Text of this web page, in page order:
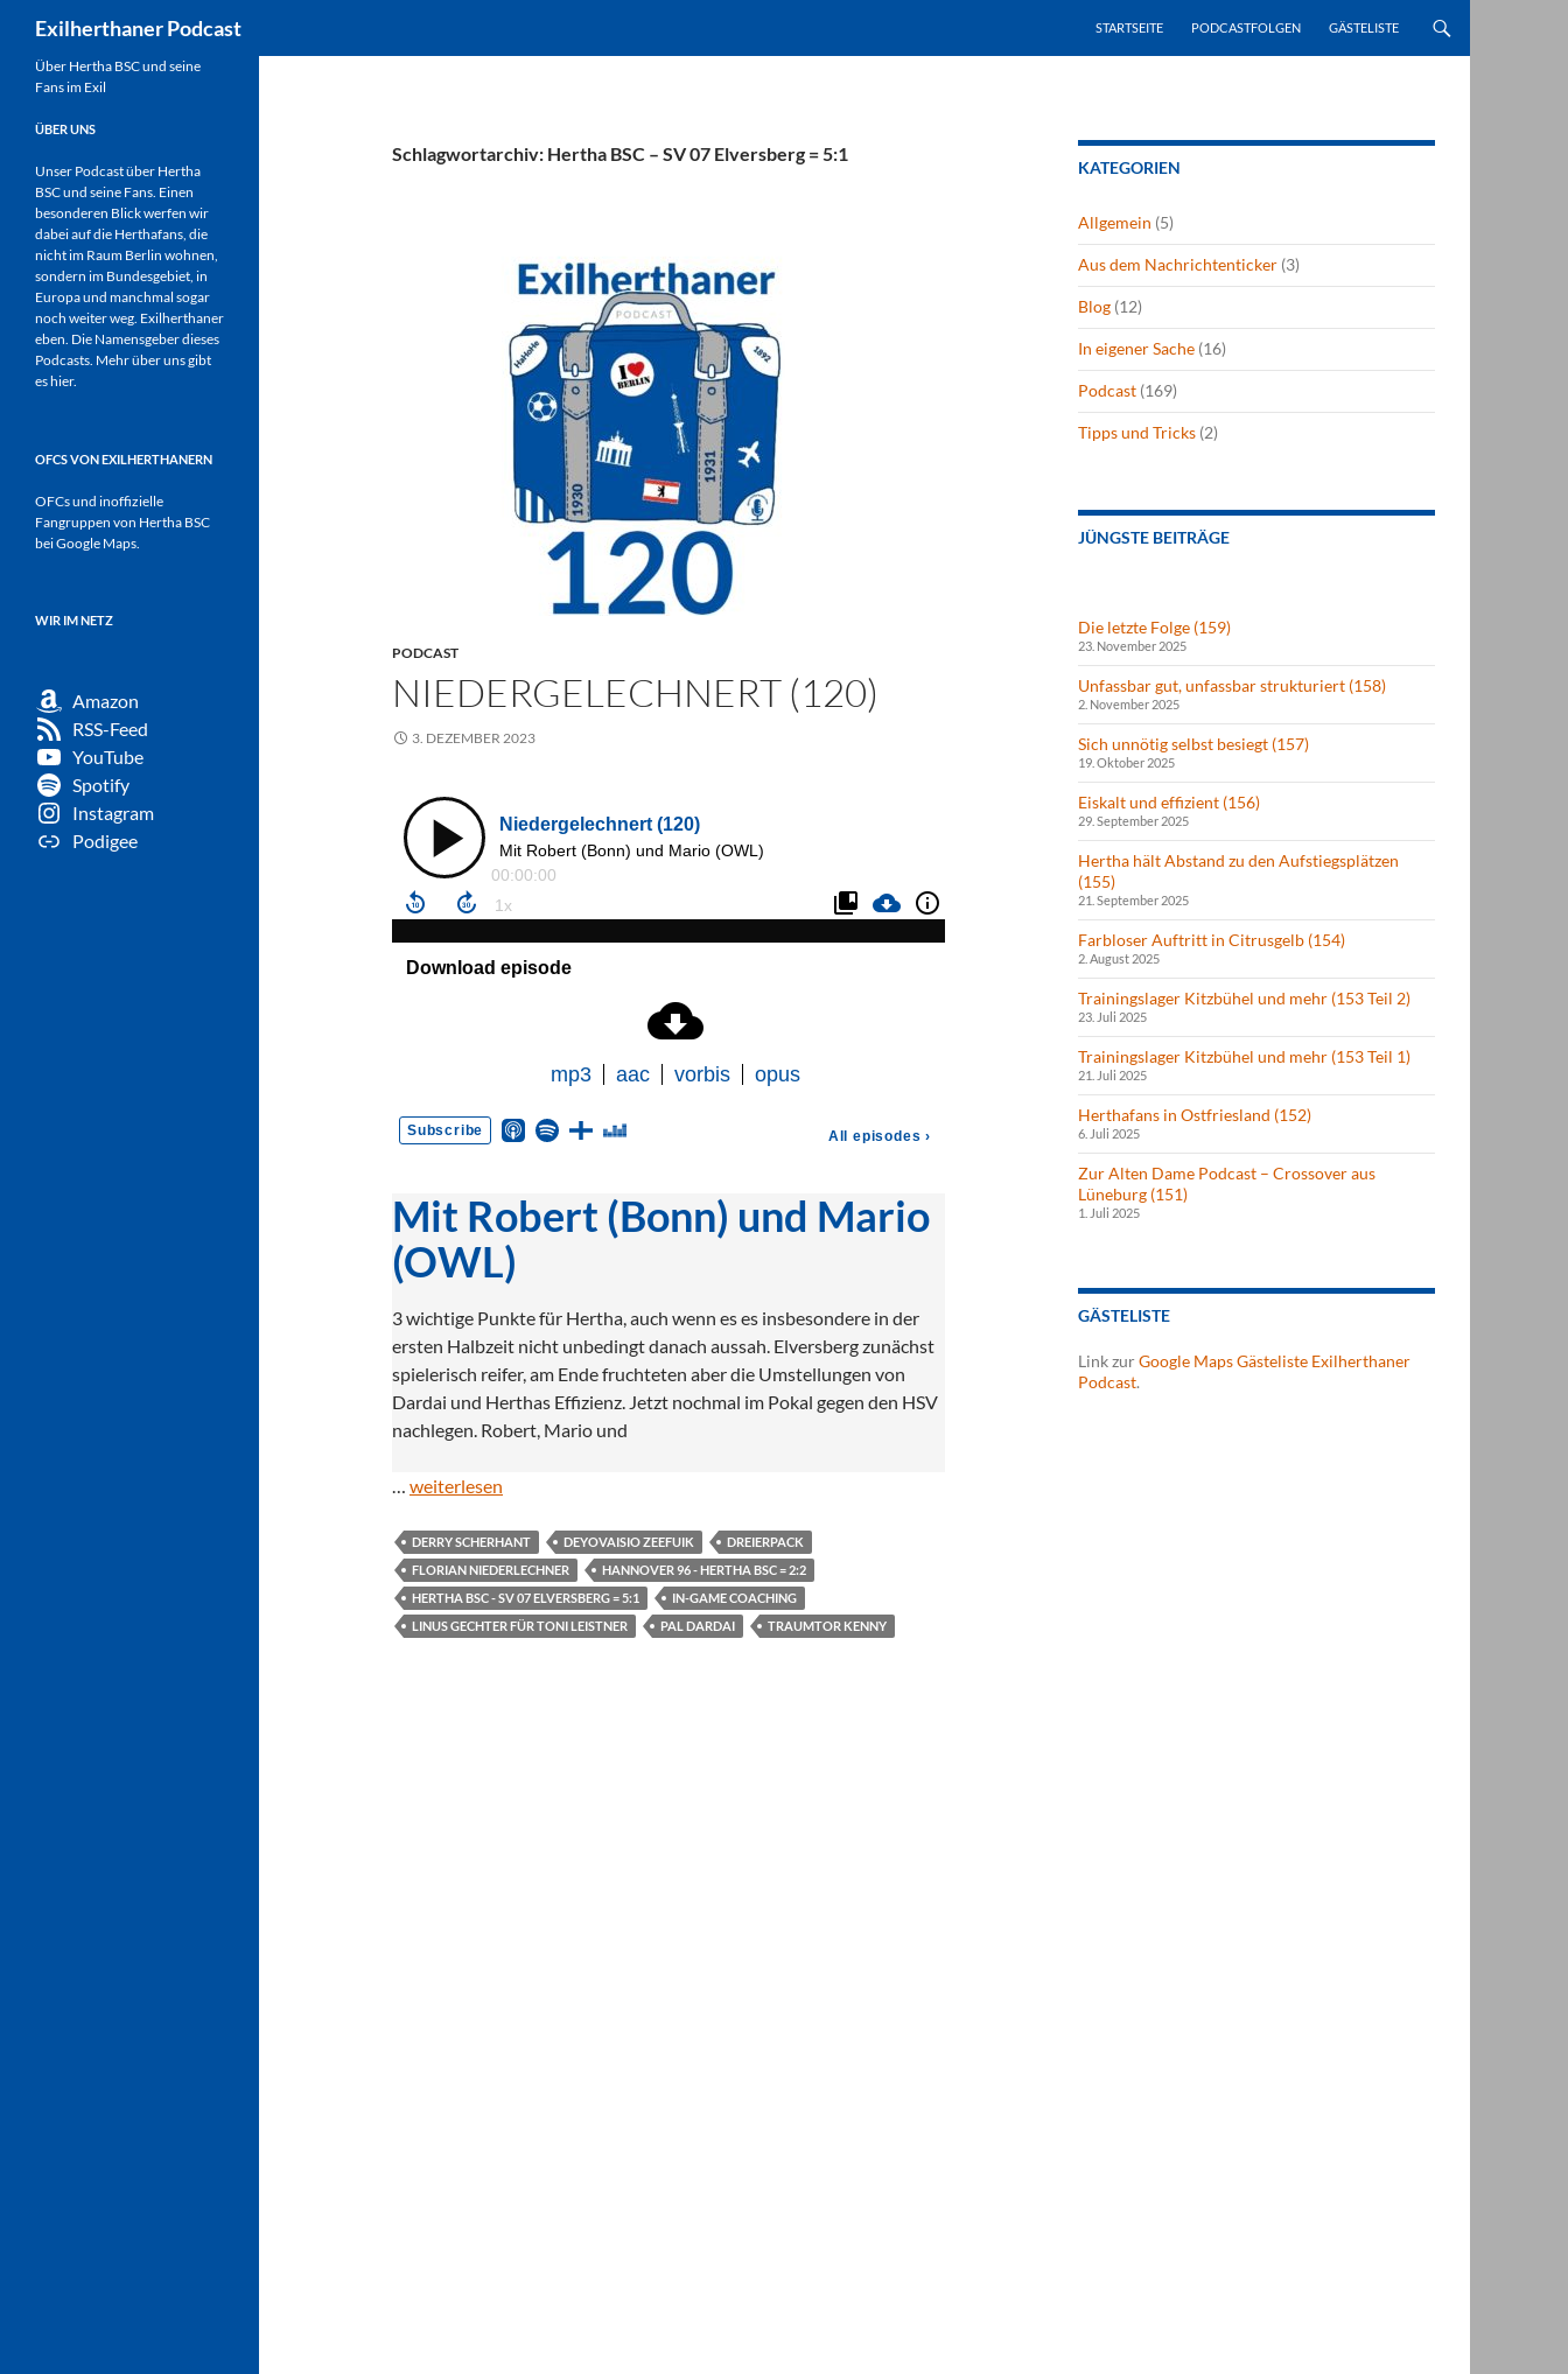
Inhalt
springen
Exilherthaner Podcast STARTSEITE PODCASTFOLGEN GÄSTELISTE
Schlagwortarchiv: Hertha BSC – SV 07 Elversberg = 5:1
PODCAST
NIEDERGELECHNERT (120)
3. DEZEMBER 2023
Mit Robert (Bonn) und Mario
(OWL)
3 wichtige Punkte für Hertha, auch wenn es es insbesondere in der
ersten Halbzeit nicht unbedingt danach aussah. Elversberg zunächst
spielerisch reifer, am Ende fruchteten aber die Umstellungen von
Dardai und Herthas Effizienz. Jetzt nochmal im Pokal gegen den HSV
nachlegen. Robert, Mario und
… weiterlesen
DERRY SCHERHANT DEYOVAISIO ZEEFUIK
DREIERPACK
FLORIAN NIEDERLECHNER
HANNOVER 96 - HERTHA BSC = 2:2
HERTHA BSC - SV 07 ELVERSBERG = 5:1
IN-GAME COACHING
LINUS GECHTER FÜR TONI LEISTNER
PAL DARDAI TRAUMTOR KENNY
KATEGORIEN
Allgemein (5)
Aus dem Nachrichtenticker (3)
Blog (12)
In eigener Sache (16)
Podcast (169)
Tipps und Tricks (2)
JÜNGSTE BEITRÄGE
Die letzte Folge (159)
23. November 2025
Unfassbar gut, unfassbar strukturiert (158)
2. November 2025
Sich unnötig selbst besiegt (157)
19. Oktober 2025
Eiskalt und effizient (156)
29. September 2025
Hertha hält Abstand zu den Aufstiegsplätzen
(155)
21. September 2025
Farbloser Auftritt in Citrusgelb (154)
2. August 2025
Trainingslager Kitzbühel und mehr (153 Teil 2)
23. Juli 2025
Trainingslager Kitzbühel und mehr (153 Teil 1)
21. Juli 2025
Herthafans in Ostfriesland (152)
6. Juli 2025
Zur Alten Dame Podcast – Crossover aus
Lüneburg (151)
1. Juli 2025
GÄSTELISTE
Link zurGoogle Maps Gästeliste Exilherthaner
Podcast.
Über Hertha BSC und seine
Fans im Exil
ÜBER UNS
Unser Podcast über Hertha
BSC und seine Fans. Einen
besonderen Blick werfen wir
dabei auf die Herthafans, die
nicht im Raum Berlin wohnen,
sondern im Bundesgebiet, in
Europa und manchmal sogar
noch weiter weg. Exilherthaner
eben. Die Namensgeber dieses
Podcasts. Mehr über uns gibt
eshier.
OFCS VON EXILHERTHANERN
OFCs und inoffizielle
Fangruppen von Hertha BSC
bei Google Maps.
WIR IM NETZ
Amazon
RSS-Feed
YouTube
Spotify
Instagram
Podigee